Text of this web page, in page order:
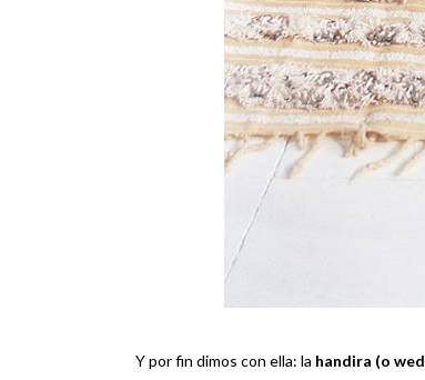
Y por fin dimos con ella: la handira (o